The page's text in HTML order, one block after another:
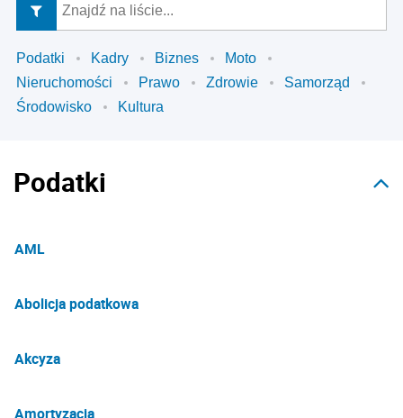
Podatki Kadry Biznes
Moto
Nieruchomości
Prawo Zdrowie
Samorząd
Środowisko
Kultura
Podatki
AML
Abolicja podatkowa
Akcyza
Amortyzacja